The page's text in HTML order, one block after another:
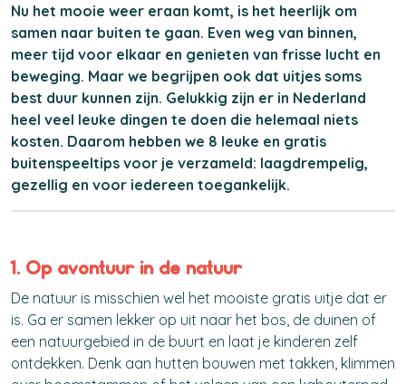
Nu het mooie weer eraan komt, is het heerlijk om
samen naar buiten te gaan. Even weg van binnen,
meer tijd voor elkaar en genieten van frisse lucht en
beweging. Maar we begrijpen ook dat uitjes soms
best duur kunnen zijn. Gelukkig zijn er in Nederland
heel veel leuke dingen te doen die helemaal niets
kosten. Daarom hebben we 8 leuke en gratis
buitenspeeltips voor je verzameld: laagdrempelig,
gezellig en voor iedereen toegankelijk.
1. Op avontuur in de natuur
De natuur is misschien wel het mooiste gratis uitje dat er
is. Ga er samen lekker op uit naar het bos, de duinen of
een natuurgebied in de buurt en laat je kinderen zelf
ontdekken. Denk aan hutten bouwen met takken, klimmen